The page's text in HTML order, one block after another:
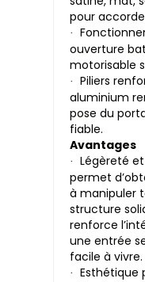
pour
·
ouverture
motorisable
·
Piliers
aluminium
pose du
fiable.
Avantages
·
Légèreté
permet
à manipuler
structure
renforce
une entrée
facile à vivre.
·
Esthétique